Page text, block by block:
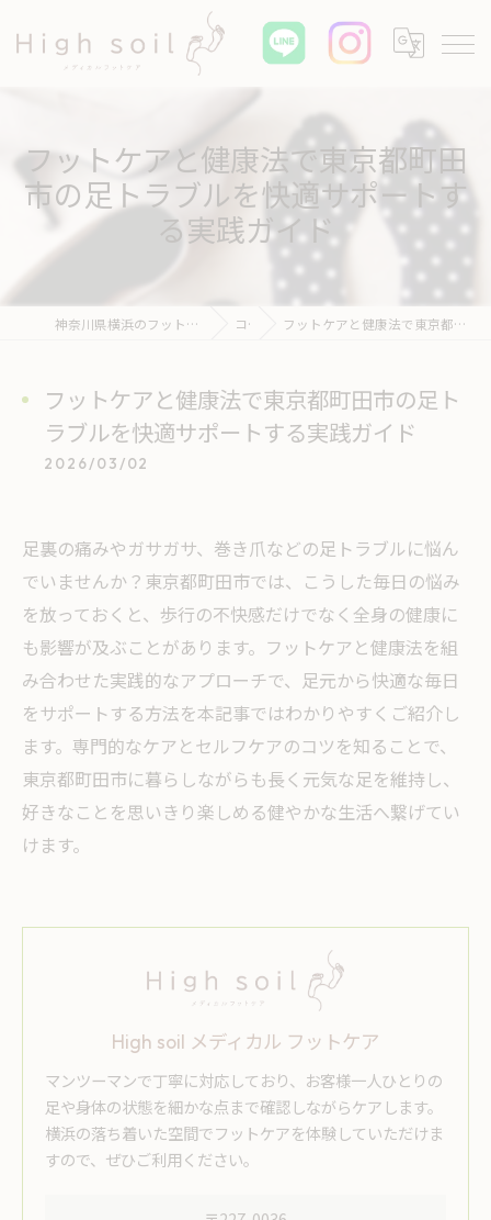
フットケアと健康法で東京都町田
市の足トラブルを快適サポートす
る実践ガイド
神奈川県横浜のフットケアならHigh soil メディカル フットケア コラム フットケアと健康法で東京都町田市の足トラブルを快適サポートする実践ガイド
フットケアと健康法で東京都町田市の足ト
ラブルを快適サポートする実践ガイド
2026/03/02
足裏の痛みやガサガサ、巻き爪などの足トラブルに悩ん
でいませんか？東京都町田市では、こうした毎日の悩み
を放っておくと、歩行の不快感だけでなく全身の健康に
も影響が及ぶことがあります。フットケアと健康法を組
み合わせた実践的なアプローチで、足元から快適な毎日
をサポートする方法を本記事ではわかりやすくご紹介し
ます。専門的なケアとセルフケアのコツを知ることで、
東京都町田市に暮らしながらも長く元気な足を維持し、
好きなことを思いきり楽しめる健やかな生活へ繋げてい
けます。
High soil メディカル フットケア
マンツーマンで丁寧に対応しており、お客様一人ひとりの
足や身体の状態を細かな点まで確認しながらケアします。
横浜の落ち着いた空間でフットケアを体験していただけま
すので、ぜひご利用ください。